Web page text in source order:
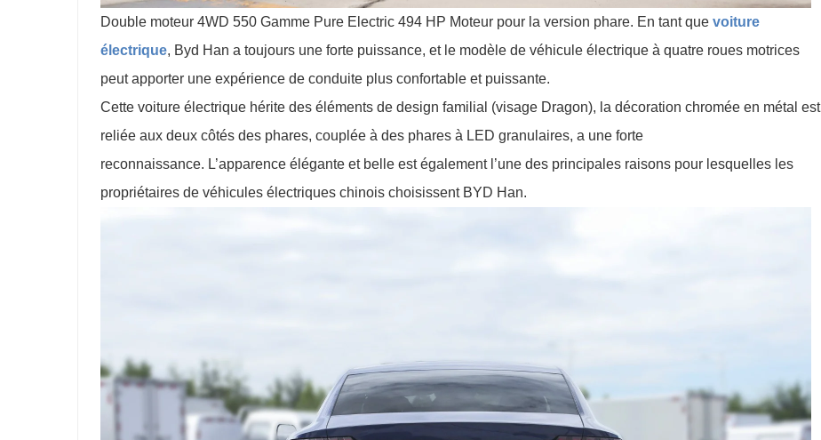
Double moteur 4WD 550 Gamme Pure Electric 494 HP Moteur pour la version phare. En tant que voiture
électrique, Byd Han a toujours une forte puissance, et le modèle de véhicule électrique à quatre roues motrices
peut apporter une expérience de conduite plus confortable et puissante.
Cette voiture électrique hérite des éléments de design familial (visage Dragon), la décoration chromée en métal est
reliée aux deux côtés des phares, couplée à des phares à LED granulaires, a une forte
reconnaissance. L’apparence élégante et belle est également l’une des principales raisons pour lesquelles les
propriétaires de véhicules électriques chinois choisissent BYD Han.